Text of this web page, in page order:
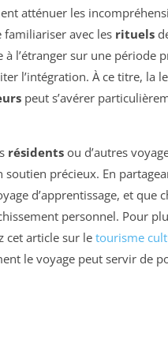
atténuer les
familiariser avec les rituels
à l’étranger sur une période
l’intégration. À ce titre, la
peut s’avérer
résidents ou d’autres
précieux. En
d’apprentissage, et
personnel. Pour
cet article sur le tourisme
le voyage peut servir de